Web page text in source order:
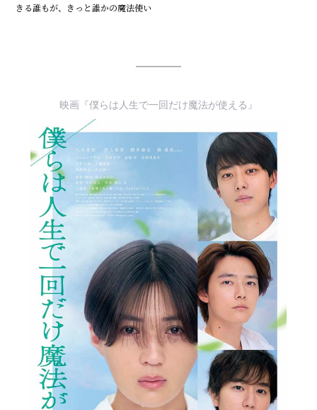
きる誰もが、きっと誰かの魔法使い――
映画『僕らは人生で一回だけ魔法が使える』